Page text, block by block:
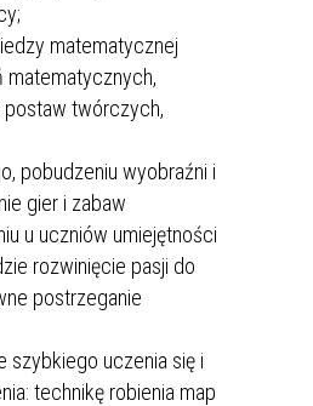
matematycznej
matematycznych,
postaw twórczych,
pobudzeniu wyobraźni i
gier i zabaw
u uczniów umiejętności
rozwinięcie pasji do
postrzeganie
szybkiego uczenia się i
technikę robienia map